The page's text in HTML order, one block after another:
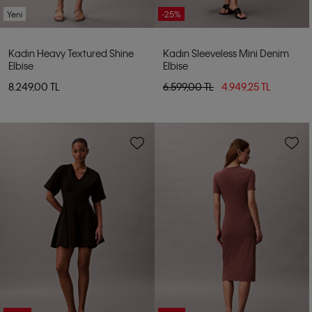
Yeni
Kadın Heavy Textured Shine
Elbise
8.249,00 TL
-25%
Kadın Sleeveless Mini Denim
Elbise
6.599,00 TL
4.949,25 TL